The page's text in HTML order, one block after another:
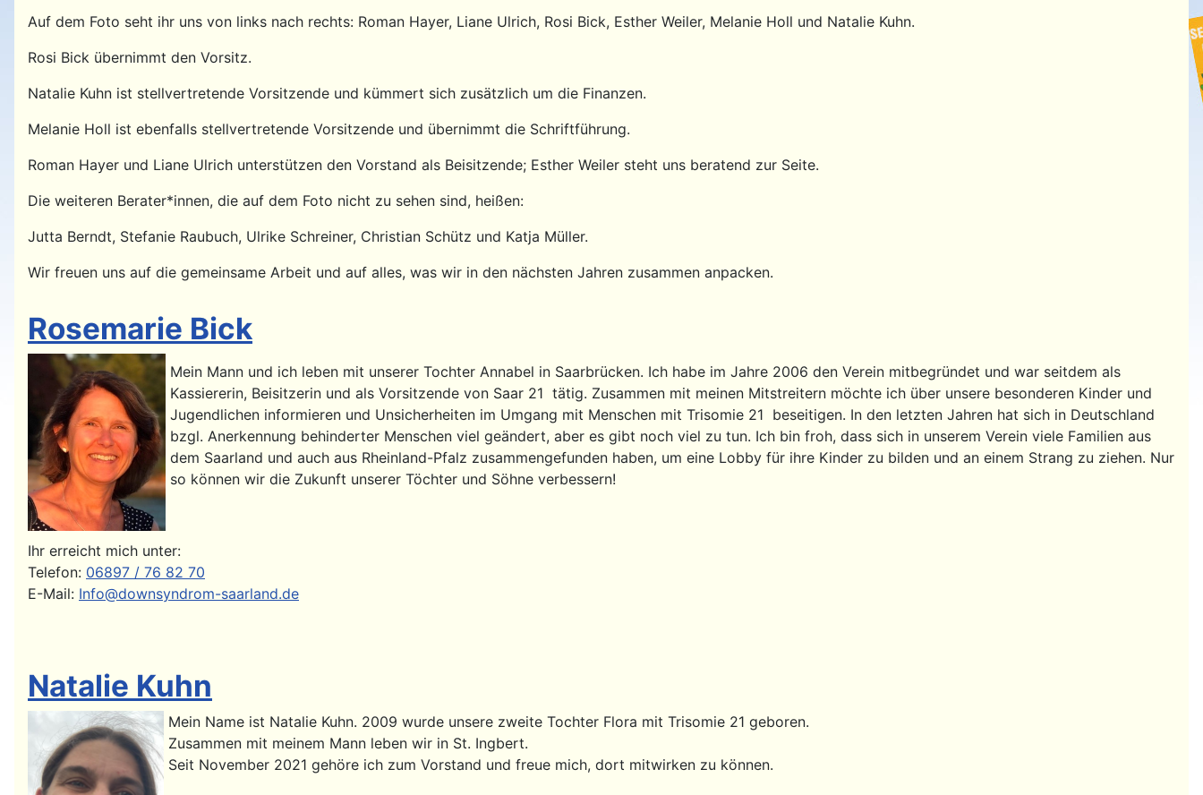
Auf dem Foto seht ihr uns von links nach rechts: Roman Hayer, Liane Ulrich, Rosi Bick, Esther Weiler, Melanie Holl und Natalie Kuhn.
Rosi Bick übernimmt den Vorsitz.
Natalie Kuhn ist stellvertretende Vorsitzende und kümmert sich zusätzlich um die Finanzen.
Melanie Holl ist ebenfalls stellvertretende Vorsitzende und übernimmt die Schriftführung.
Roman Hayer und Liane Ulrich unterstützen den Vorstand als Beisitzende; Esther Weiler steht uns beratend zur Seite.
Die weiteren Berater*innen, die auf dem Foto nicht zu sehen sind, heißen:
Jutta Berndt, Stefanie Raubuch, Ulrike Schreiner, Christian Schütz und Katja Müller.
Wir freuen uns auf die gemeinsame Arbeit und auf alles, was wir in den nächsten Jahren zusammen anpacken.
Rosemarie Bick
Mein Mann und ich leben mit unserer Tochter Annabel in Saarbrücken. Ich habe im Jahre 2006 den Verein mitbegründet und war seitdem als
Kassiererin, Beisitzerin und als Vorsitzende von Saar 21 tätig. Zusammen mit meinen Mitstreitern möchte ich über unsere besonderen Kinder und
Jugendlichen informieren und Unsicherheiten im Umgang mit Menschen mit Trisomie 21 beseitigen. In den letzten Jahren hat sich in Deutschland
bzgl. Anerkennung behinderter Menschen viel geändert, aber es gibt noch viel zu tun. Ich bin froh, dass sich in unserem Verein viele Familien aus
dem Saarland und auch aus Rheinland-Pfalz zusammengefunden haben, um eine Lobby für ihre Kinder zu bilden und an einem Strang zu ziehen. Nur
so können wir die Zukunft unserer Töchter und Söhne verbessern!
Ihr erreicht mich unter:
Telefon: 06897 / 76 82 70
E-Mail: Info@downsyndrom-saarland.de
Natalie Kuhn
Mein Name ist Natalie Kuhn. 2009 wurde unsere zweite Tochter Flora mit Trisomie 21 geboren.
Zusammen mit meinem Mann leben wir in St. Ingbert.
Seit November 2021 gehöre ich zum Vorstand und freue mich, dort mitwirken zu können.